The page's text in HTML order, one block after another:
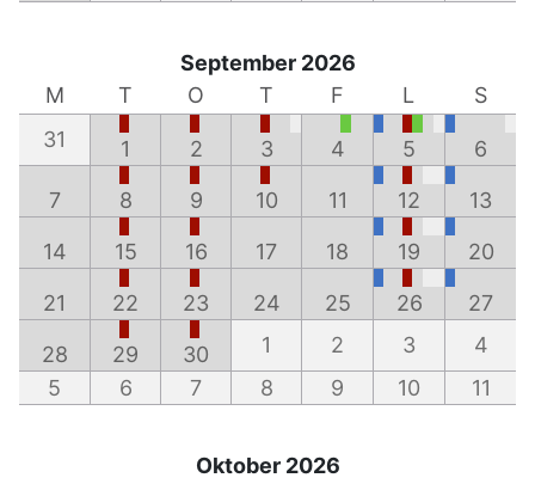
September 2026
M
T O T F L
S
31
1 2 3 4 5 6
7 8 9 10 11 12 13
14 15 16 17 18 19 20
21 22 23 24 25 26 27
28 29 30 1 2 3
4
5
6 7 8 9 10 11
Oktober 2026